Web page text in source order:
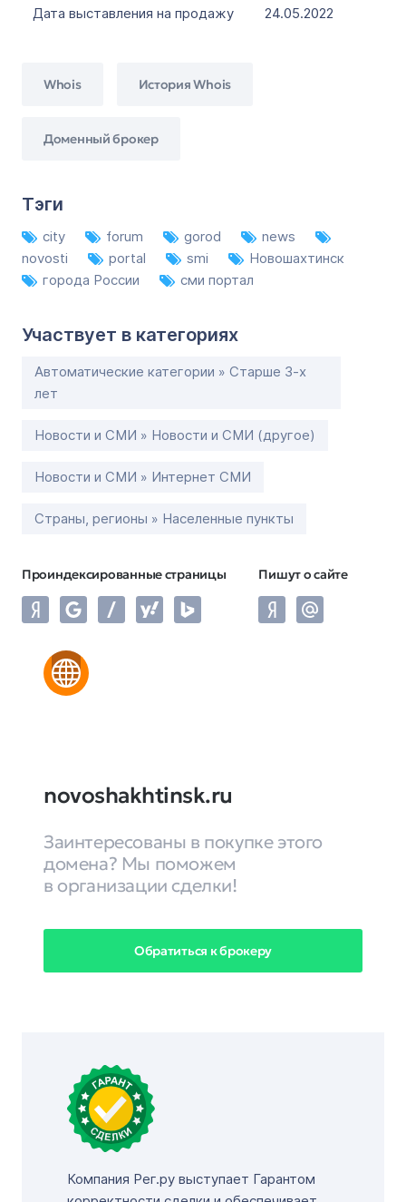
Дата выставления на продажу
24.05.2022
Whois История Whois
Доменный брокер
Тэги
city forum gorod
news
novosti
portal smi
Новошахтинск
города России
сми портал
Участвует в категориях
Автоматические категории » Старше 3-х
лет
Новости и СМИ » Новости и СМИ (другое)
Новости и СМИ » Интернет СМИ
Страны, регионы » Населенные пункты
Проиндексированные страницы Пишут о сайте
novoshakhtinsk.ru
Заинтересованы в покупке этого
домена? Мы поможем
в организации сделки!
Обратиться к брокеру
Компания Рег.ру выступает Гарантом